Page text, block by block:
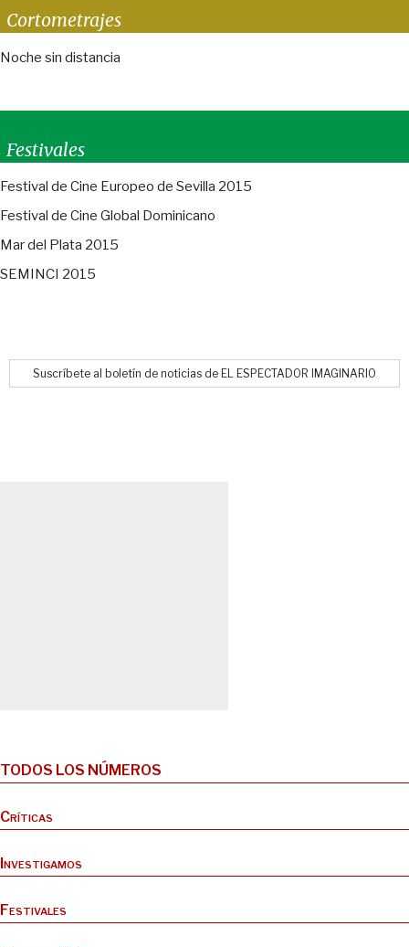
Cortometrajes
Noche sin distancia
Festivales
Festival de Cine Europeo de Sevilla 2015
Festival de Cine Global Dominicano
Mar del Plata 2015
SEMINCI 2015
Suscríbete al boletín de noticias de EL ESPECTADOR IMAGINARIO
TODOS LOS NÚMEROS
Críticas
Investigamos
Festivales